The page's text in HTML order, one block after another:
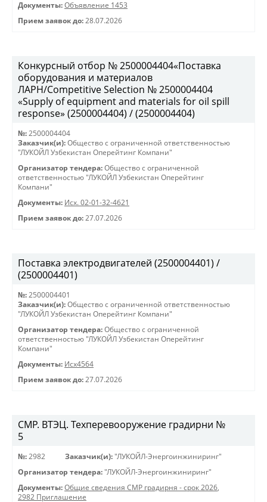
Документы: Объявление 1453
Прием заявок до: 28.07.2026
Конкурсный отбор № 2500004404«Поставка
оборудования и материалов
ЛАРН/Competitive Selection № 2500004404
«Supply of equipment and materials for oil spill
response» (2500004404) / (2500004404)
№: 2500004404
Заказчик(и): Общество с ограниченной ответственностью
"ЛУКОЙЛ Узбекистан Оперейтинг Компани"
Организатор тендера: Общество с ограниченной
ответственностью "ЛУКОЙЛ Узбекистан Оперейтинг
Компани"
Документы: Исх. 02-01-32-4621
Прием заявок до: 27.07.2026
Поставка электродвигателей (2500004401) /
(2500004401)
№: 2500004401
Заказчик(и): Общество с ограниченной ответственностью
"ЛУКОЙЛ Узбекистан Оперейтинг Компани"
Организатор тендера: Общество с ограниченной
ответственностью "ЛУКОЙЛ Узбекистан Оперейтинг
Компани"
Документы: Исх4564
Прием заявок до: 27.07.2026
СМР. ВТЭЦ. Техперевооружение градирни №
5
№: 2982 Заказчик(и): "ЛУКОЙЛ-Энергоинжиниринг"
Организатор тендера: "ЛУКОЙЛ-Энергоинжиниринг"
Документы: Общие сведения СМР градирня - срок 2026,
2982 Приглашение